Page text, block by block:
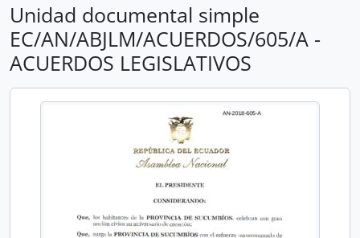
Unidad documental simple
EC/AN/ABJLM/ACUERDOS/605/A -
ACUERDOS LEGISLATIVOS